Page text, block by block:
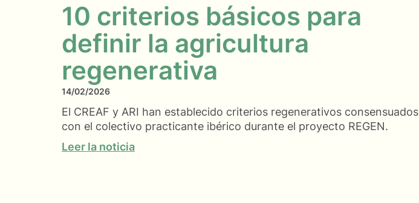
10 criterios básicos para
definir la agricultura
regenerativa
14/02/2026
El CREAF y ARI han establecido criterios regenerativos consensuados
con el colectivo practicante ibérico durante el proyecto REGEN.
Leer la noticia